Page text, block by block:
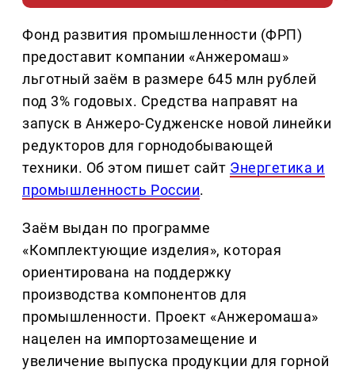
Фонд развития промышленности (ФРП)
предоставит компании «Анжеромаш»
льготный заём в размере 645 млн рублей
под 3% годовых. Средства направят на
запуск в Анжеро-Судженске новой линейки
редукторов для горнодобывающей
техники. Об этом пишет сайт Энергетика и
промышленность России.
Заём выдан по программе
«Комплектующие изделия», которая
ориентирована на поддержку
производства компонентов для
промышленности. Проект «Анжеромаша»
нацелен на импортозамещение и
увеличение выпуска продукции для горной